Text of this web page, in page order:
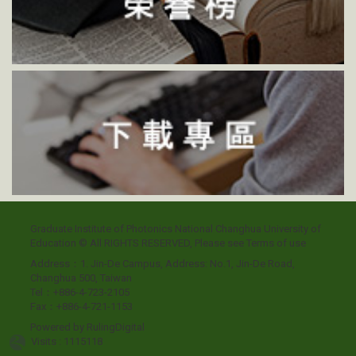
Graduate Institute of Photonics National Changhua University of
Education © All RIGHTS RESERVED, Please seeTerms of use
Address：1. Jin-De Campus, Address: No.1, Jin-De Road,
Changhua 500, Taiwan
Tel：+886-4-723-2105
Fax：+886-4-721-1153
Powered by RulingDigital
Visits : 1115118